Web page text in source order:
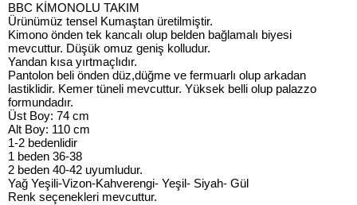
BBC KİMONOLU TAKIM
Ürünümüz tensel Kumaştan üretilmiştir.
Kimono önden tek kancalı olup belden bağlamalı biyesi
mevcuttur. Düşük omuz geniş kolludur.
Yandan kısa yırtmaçlıdır.
Pantolon beli önden düz,düğme ve fermuarlı olup arkadan
lastiklidir. Kemer tüneli mevcuttur. Yüksek belli olup palazzo
formundadır.
Üst Boy: 74 cm
Alt Boy: 110 cm
1-2 bedenlidir
1 beden 36-38
2 beden 40-42 uyumludur.
Yağ Yeşili-Vizon-Kahverengi- Yeşil- Siyah- Gül
Renk seçenekleri mevcuttur.